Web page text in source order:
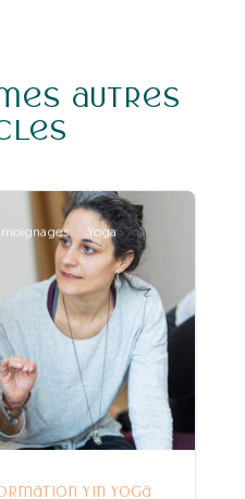
autres
Yoga
Yin Yoga